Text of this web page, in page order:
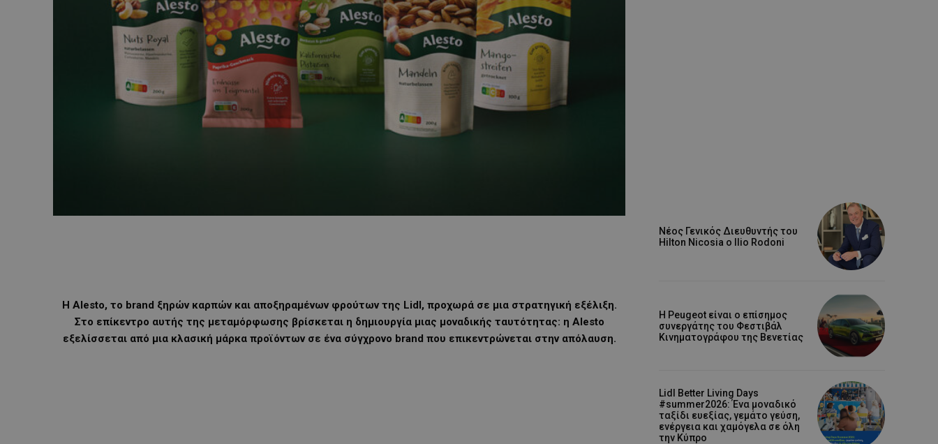
Η Alesto, το brand ξηρών καρπών και αποξηραμένων φρούτων της Lidl, προχωρά σε μια στρατηγική εξέλιξη.
Στο επίκεντρο αυτής της μεταμόρφωσης βρίσκεται η δημιουργία μιας μοναδικής ταυτότητας: η Alesto
εξελίσσεται από μια κλασική μάρκα προϊόντων σε ένα σύγχρονο brand που επικεντρώνεται στην απόλαυση.
Νέος Γενικός Διευθυντής του
Hilton Nicosia ο Ilio Rodoni
Η Peugeot είναι ο επίσημος
συνεργάτης του Φεστιβάλ
Κινηματογράφου της Βενετίας
Lidl Better Living Days
#summer2026: Ένα μοναδικό
ταξίδι ευεξίας, γεμάτο γεύση,
ενέργεια και χαμόγελα σε όλη
την Κύπρο